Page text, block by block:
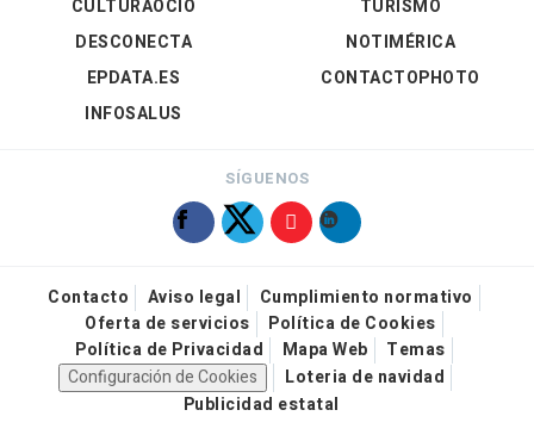
CULTURAOCIO
DESCONECTA
EPDATA.ES
INFOSALUS
TURISMO
NOTIMÉRICA
CONTACTOPHOTO
SÍGUENOS
Contacto Aviso legal
Cumplimiento normativo
Oferta de servicios
Política de Cookies
Política de Privacidad
Mapa Web
Temas
Configuración de Cookies
Loteria de navidad
Publicidad estatal